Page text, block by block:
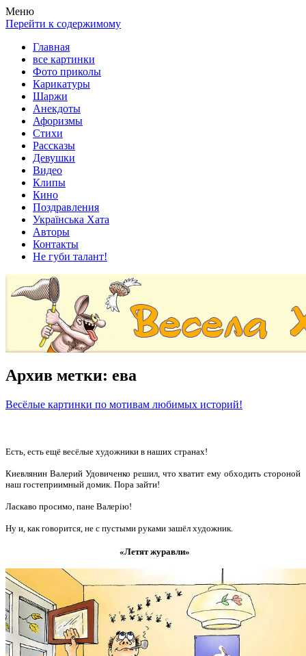
Весела хата — прикольные картинки, смешные истории,
клипы!
Покажем всем ваши фото приколы, карикатуры, шаржи, стихи,
рассказы, видео и песни!
Меню
Перейти к содержимому
Главная
все картинки
Фото приколы
Карикатуры
Шаржи
Анекдоты
Афоризмы
Стихи
Рассказы
Девушки
Видео
Клипы
Кино
Поздравления
Українська Хата
Авторы
Контакты
Не губи талант!
Архив метки: ева
Весёлые картинки по мотивам любимых историй!
Есть, есть ещё весёлые художники в наших странах!
Киевлянин Валерий Удовиченко решил, что хватит ему обходить стороной
наш гостеприимный домик. Пора зайти!
Ласкаво просимо, пане Валерію!
Ну и, как говорится, не с пустыми руками зашёл художник.
«Летят журавли»